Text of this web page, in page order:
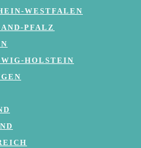
WESTFALEN
PFALZ
HOLSTEIN